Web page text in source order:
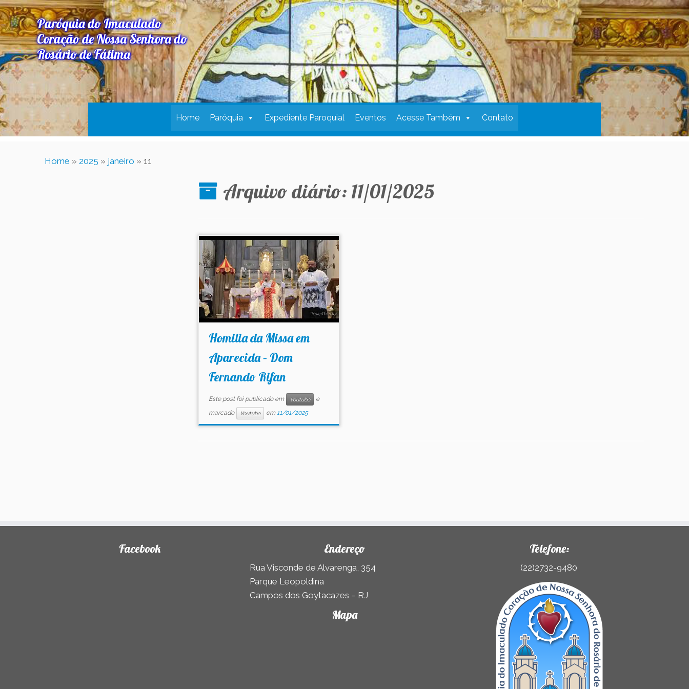
Paróquia do Imaculado
Coração de Nossa Senhora do
Rosário de Fátima
Home Paróquia Expediente Paroquial Eventos Acesse Também Contato
Home » 2025 » janeiro » 11
Arquivo diário: 11/01/2025
Homilia da Missa em
Aparecida – Dom
Fernando Rifan
Este post foi publicado em Youtube
e
marcado
Youtube em 11/01/2025
Facebook Endereço
Rua Visconde de Alvarenga, 354
Parque Leopoldina
Campos dos Goytacazes – RJ
Mapa
Telefone:
(22)2732-9480